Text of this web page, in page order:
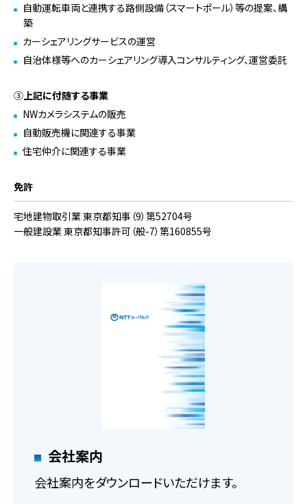
自動運転車両と連携する路側設備（スマートポール）等の提案、構
築
カーシェアリングサービスの運営
自治体様等へのカーシェアリング導入コンサルティング、運営委託
③上記に付随する事業
NWカメラシステムの販売
自動販売機に関連する事業
住宅仲介に関連する事業
免許
宅地建物取引業 東京都知事（9）第52704号
一般建設業 東京都知事許可（般-7）第160855号
会社案内
会社案内をダウンロードいただけます。